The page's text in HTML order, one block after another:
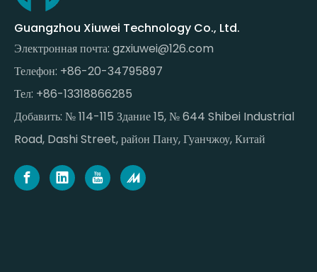
Guangzhou Xiuwei Technology Co., Ltd.
Электронная почта: gzxiuwei@126.com
Телефон: +86-20-34795897
Тел: +86-13318866285
Добавить: № 114-115 Здание 15, № 644 Shibei Industrial
Road, Dashi Street, район Пану, Гуанчжоу, Китай